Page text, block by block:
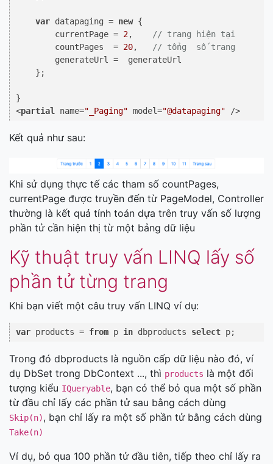
var datapaging = new {
        currentPage =
2,
// trang hiện tại
        countPages  =
20,
// tổng  số trang
        generateUrl =  generateUrl
    };
}
<partial name="_Paging" model="@datapaging" />
Kết quả như sau:
Khi sử dụng thực tế các tham số countPages,
currentPage được truyền đến từ PageModel, Controller
thường là kết quả tính toán dựa trên truy vấn số lượng
phần tử cần hiện thị từ một bảng dữ liệu
Kỹ thuật truy vấn LINQ lấy số
phần tử từng trang
Khi bạn viết một câu truy vấn LINQ ví dụ:
var products = from p in dbproducts select p;
Trong đó dbproducts là nguồn cấp dữ liệu nào đó, ví
dụ DbSet trong DbContext ..., thì products là một đối
tượng kiểu IQueryable, bạn có thể bỏ qua một số phần
từ đầu chỉ lấy các phần tử sau bằng cách dùng
Skip(n), bạn chỉ lấy ra một số phần tử bằng cách dùng
Take(n)
Ví dụ, bỏ qua 100 phần tử đầu tiên, tiếp theo chỉ lấy ra